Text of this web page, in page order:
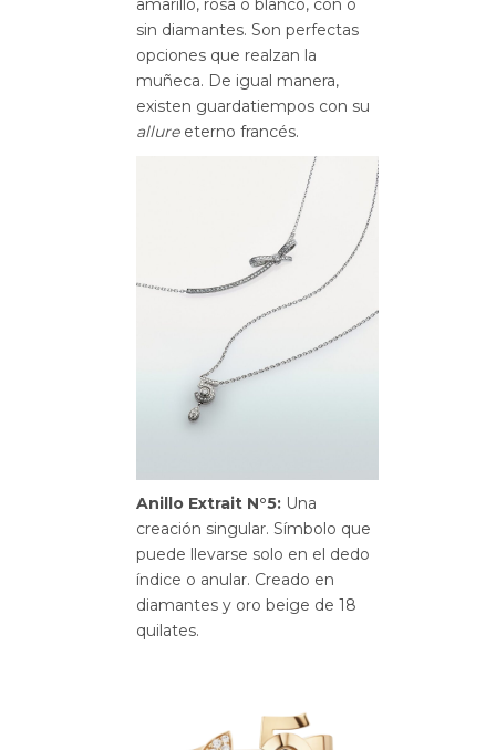
amarillo, rosa o blanco, con o
sin diamantes. Son perfectas
opciones que realzan la
muñeca. De igual manera,
existen guardatiempos con su
allureeterno francés.
Anillo Extrait N°5: Una
creación singular. Símbolo que
puede llevarse solo en el dedo
índice o anular. Creado en
diamantes y oro beige de 18
quilates.